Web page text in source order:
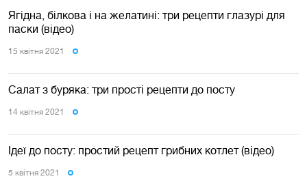
Ягідна, білкова і на желатині: три рецепти глазурі для
паски (відео)
15 квiтня 2021
Салат з буряка: три прості рецепти до посту
14 квiтня 2021
Ідеї до посту: простий рецепт грибних котлет (відео)
5 квiтня 2021